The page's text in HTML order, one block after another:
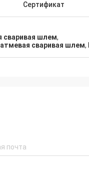
Сертификат
сваривая шлем,
сваривая шлем,